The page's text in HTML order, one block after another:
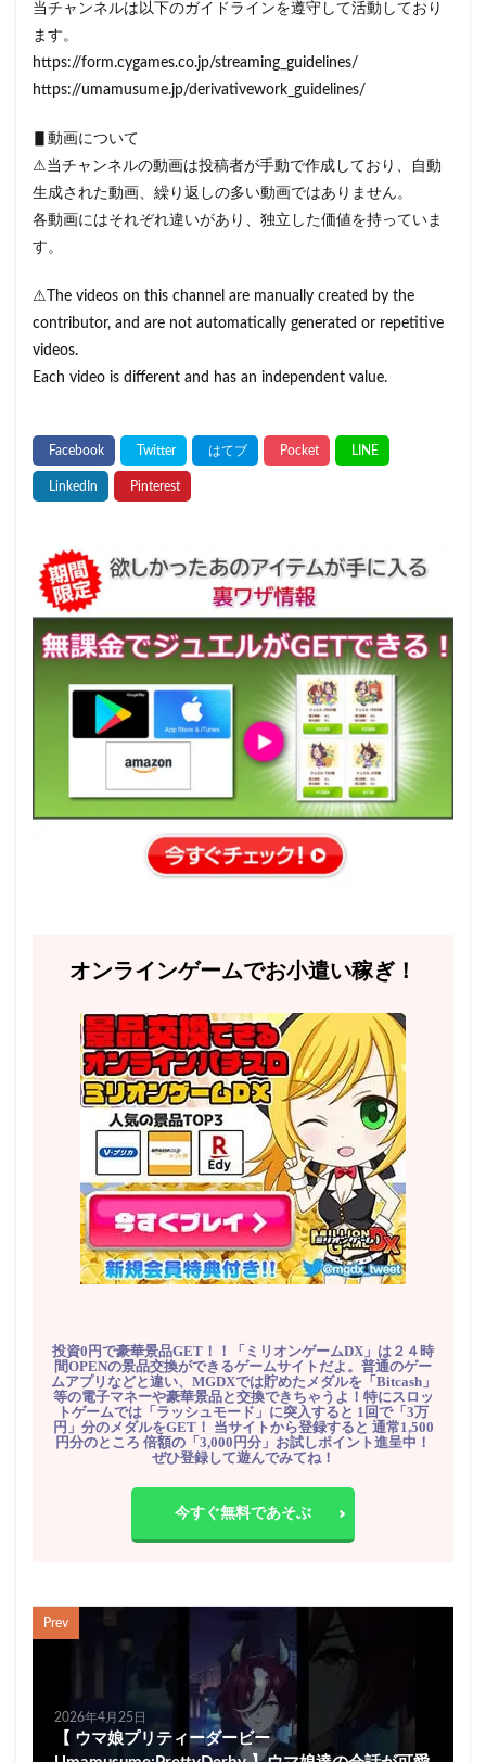
当チャンネルは以下のガイドラインを遵守して活動しており
ます。
https://form.cygames.co.jp/streaming_guidelines/
https://umamusume.jp/derivativework_guidelines/
▋動画について
⚠当チャンネルの動画は投稿者が手動で作成しており、自動
生成された動画、繰り返しの多い動画ではありません。
各動画にはそれぞれ違いがあり、独立した価値を持っていま
す。
⚠The videos on this channel are manually created by the
contributor, and are not automatically generated or repetitive
videos.
Each video is different and has an independent value.
オンラインゲームでお小遣い稼ぎ！
投資0円で豪華景品GET！！「ミリオンゲームDX」は２４時
間OPENの景品交換ができるゲームサイトだよ。普通のゲー
ムアプリなどと違い、MGDXでは貯めたメダルを「Bitcash」
等の電子マネーや豪華景品と交換できちゃうよ！特にスロッ
トゲームでは「ラッシュモード」に突入すると 1回で「3万
円」分のメダルをGET！ 当サイトから登録すると 通常1,500
円分のところ 倍額の「3,000円分」お試しポイント進呈中！
ぜひ登録して遊んでみてね！
今すぐ無料であそぶ
Prev
2026年4月25日
【 ウマ娘プリティーダービー